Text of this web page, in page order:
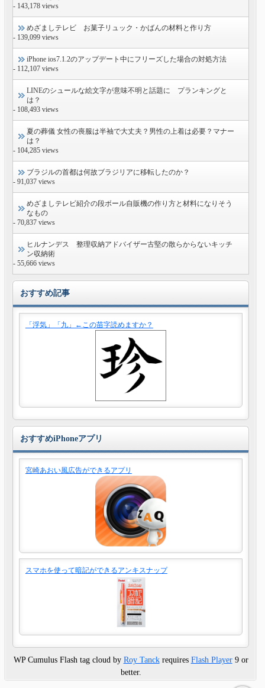
- 143,178 views
めざましテレビ お菓子リュック・かばんの材料と作り方
- 139,099 views
iPhone ios7.1.2のアップデート中にフリーズした場合の対処方法
- 112,107 views
LINEのシュールな絵文字が意味不明と話題に プランキングと
は？
- 108,493 views
夏の葬儀 女性の喪服は半袖で大丈夫？男性の上着は必要？マナー
は？
- 104,285 views
ブラジルの首都は何故ブラジリアに移転したのか？
- 91,037 views
めざましテレビ紹介の段ボール自販機の作り方と材料になりそう
なもの
- 70,837 views
ヒルナンデス 整理収納アドバイザー古堅の散らからないキッチ
ン収納術
- 55,666 views
おすすめ記事
「浮気」「九」←この苗字読めますか？
おすすめiPhoneアプリ
宮崎あおい風広告ができるアプリ
スマホを使って暗記ができるアンキスナップ
WP Cumulus Flash tag cloud by Roy Tanckrequires Flash Player9 or
better.